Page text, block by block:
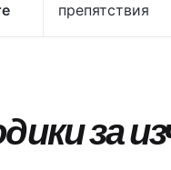
препятствия
за